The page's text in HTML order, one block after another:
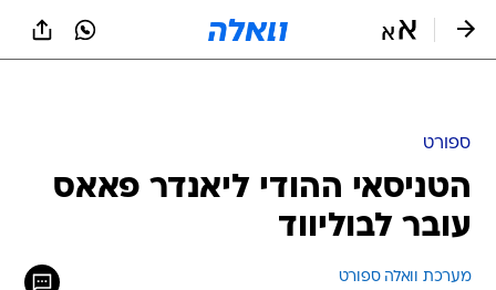
ספורט
הטניסאי ההודי ליאנדר פאאס
עובר לבוליווד
מערכת וואלה ספורט